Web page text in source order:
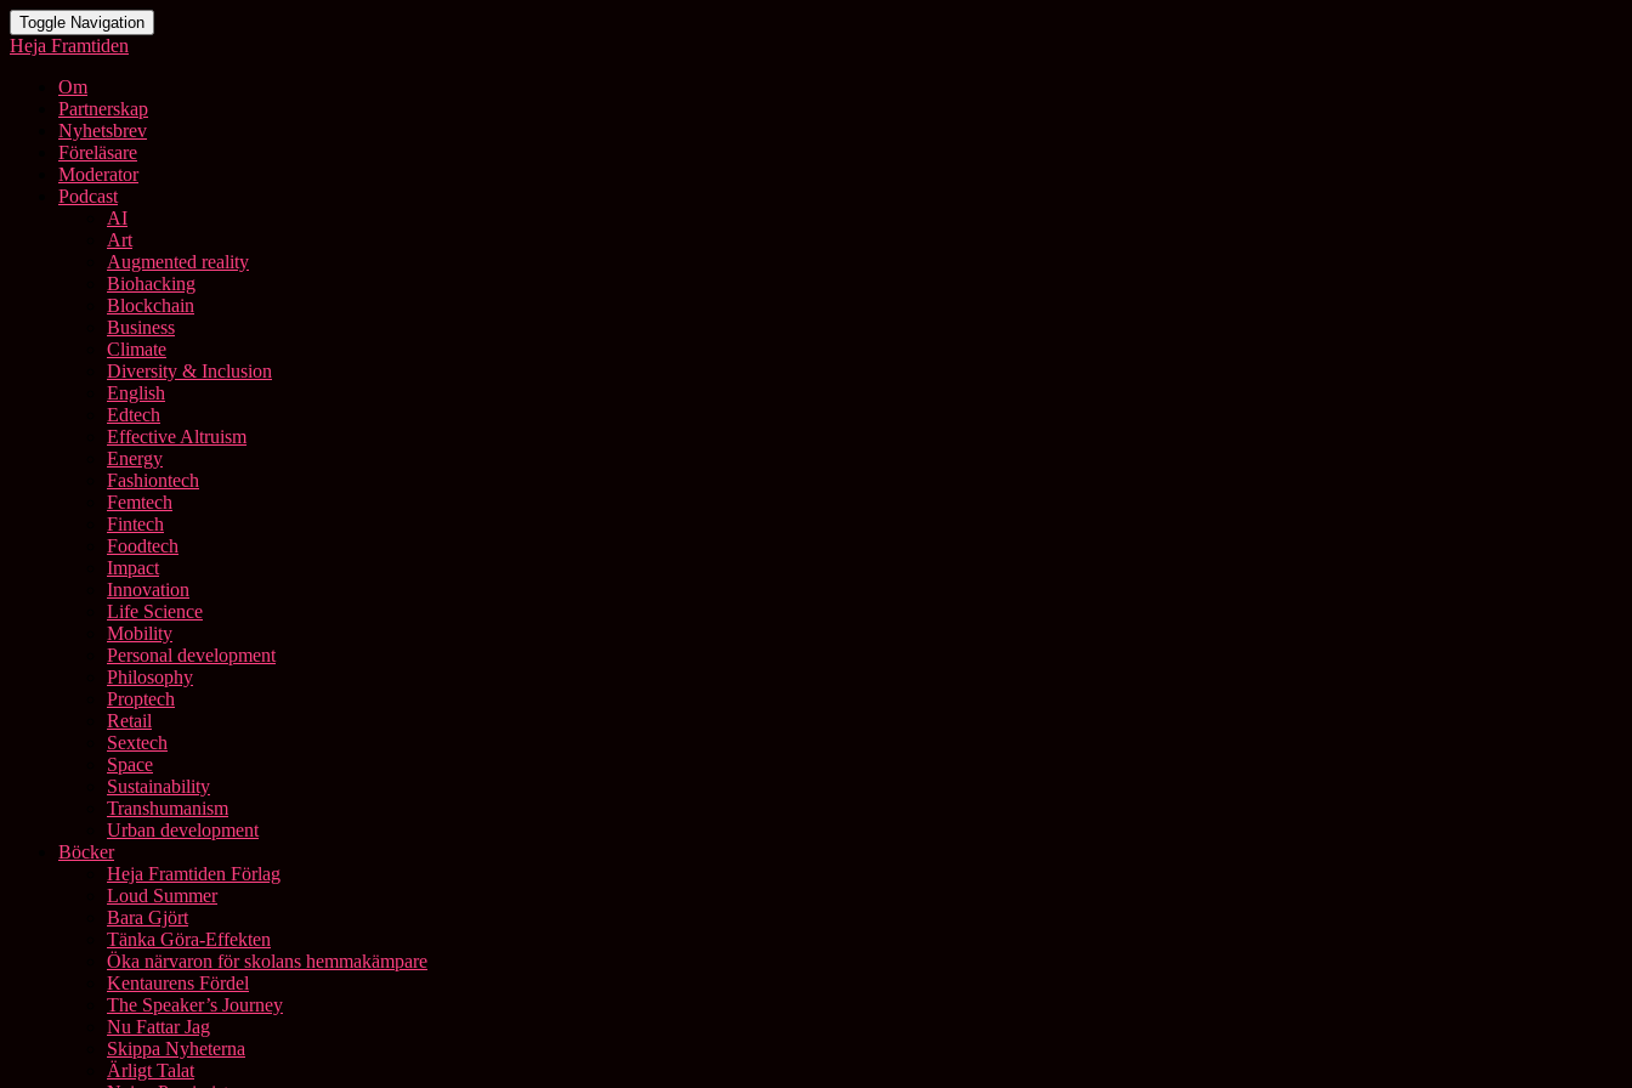
Toggle Navigation
Heja Framtiden
Om
Partnerskap
Nyhetsbrev
Föreläsare
Moderator
Podcast
AI
Art
Augmented reality
Biohacking
Blockchain
Business
Climate
Diversity & Inclusion
English
Edtech
Effective Altruism
Energy
Fashiontech
Femtech
Fintech
Foodtech
Impact
Innovation
Life Science
Mobility
Personal development
Philosophy
Proptech
Retail
Sextech
Space
Sustainability
Transhumanism
Urban development
Böcker
Heja Framtiden Förlag
Loud Summer
Bara Gjört
Tänka Göra-Effekten
Öka närvaron för skolans hemmakämpare
Kentaurens Fördel
The Speaker’s Journey
Nu Fattar Jag
Skippa Nyheterna
Ärligt Talat